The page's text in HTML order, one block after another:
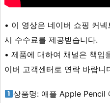
• 이 영상은 네이버 쇼핑 커
시 수수료를 제공받습니다.
• 제품에 대하여 채널은 책임
이버 고객센터로 연락 바랍니
상품명: 애플 Apple Pencil